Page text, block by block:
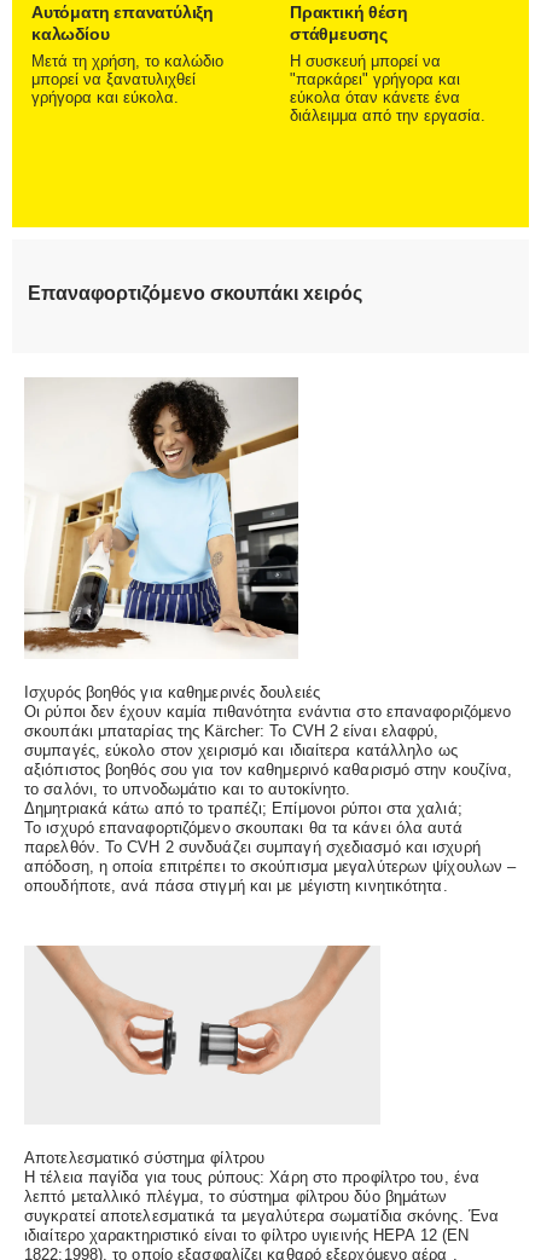
Αυτόματη επανατύλιξη
καλωδίου
Μετά τη χρήση, το καλώδιο
μπορεί να ξανατυλιχθεί
γρήγορα και εύκολα.
Πρακτική θέση
στάθμευσης
Η συσκευή μπορεί να
"παρκάρει" γρήγορα και
εύκολα όταν κάνετε ένα
διάλειμμα από την εργασία.
Επαναφορτιζόμενο σκουπάκι xειρός
Ισχυρός βοηθός για καθημερινές δουλειές
Οι ρύποι δεν έχουν καμία πιθανότητα ενάντια στο επαναφοριζόμενο
σκουπάκι μπαταρίας της Kärcher: Το CVH 2 είναι ελαφρύ,
συμπαγές, εύκολο στον χειρισμό και ιδιαίτερα κατάλληλο ως
αξιόπιστος βοηθός σου για τον καθημερινό καθαρισμό στην κουζίνα,
το σαλόνι, το υπνοδωμάτιο και το αυτοκίνητο.
Δημητριακά κάτω από το τραπέζι; Επίμονοι ρύποι στα χαλιά;
Το ισχυρό επαναφορτιζόμενο σκουπακι θα τα κάνει όλα αυτά
παρελθόν. Το CVH 2 συνδυάζει συμπαγή σχεδιασμό και ισχυρή
απόδοση, η οποία επιτρέπει το σκούπισμα μεγαλύτερων ψίχουλων –
οπουδήποτε, ανά πάσα στιγμή και με μέγιστη κινητικότητα.
Αποτελεσματικό σύστημα φίλτρου
Η τέλεια παγίδα για τους ρύπους: Χάρη στο προφίλτρο του, ένα
λεπτό μεταλλικό πλέγμα, το σύστημα φίλτρου δύο βημάτων
συγκρατεί αποτελεσματικά τα μεγαλύτερα σωματίδια σκόνης. Ένα
ιδιαίτερο χαρακτηριστικό είναι το φίλτρο υγιεινής HEPA 12 (EN
1822:1998), το οποίο εξασφαλίζει καθαρό εξερχόμενο αέρα ,